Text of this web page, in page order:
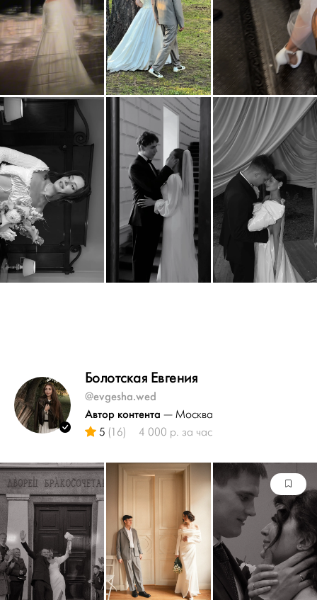
Болотская Евгения
@evgesha.wed
Автор контента — Москва
5 (16) 4 000 р. за час